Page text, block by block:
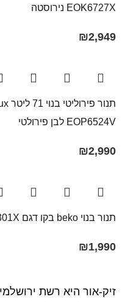
EOK6727X נירוסטה
₪2,949
EOP6524V לבן פירולטי
₪2,990
תנור בנוי beko בקו דגם BIM22301X נירוסטה
₪1,990
זיק-אור היא רשת